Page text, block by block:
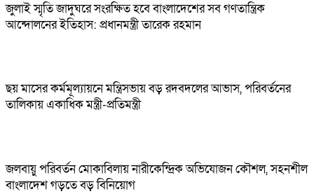
জুলাই স্মৃতি জাদুঘরে সংরক্ষিত হবে বাংলাদেশের সব গণতান্ত্রিক
আন্দোলনের ইতিহাস: প্রধানমন্ত্রী তারেক রহমান
ছয় মাসের কর্মমূল্যায়নে মন্ত্রিসভায় বড় রদবদলের আভাস, পরিবর্তনের
তালিকায় একাধিক মন্ত্রী-প্রতিমন্ত্রী
জলবায়ু পরিবর্তন মোকাবিলায় নারীকেন্দ্রিক অভিযোজন কৌশল, সহনশীল
বাংলাদেশ গড়তে বড় বিনিয়োগ